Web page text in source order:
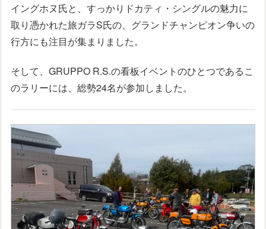
イングホヌ氏と、すっかりドカティ・シングルの魅力に
取り憑かれた旅ガラS氏の、グランドチャンピオン争いの
行方にも注目が集まりました。
そして、GRUPPO R.S.の看板イベントのひとつであるこ
のラリーには、総勢24名が参加しました。